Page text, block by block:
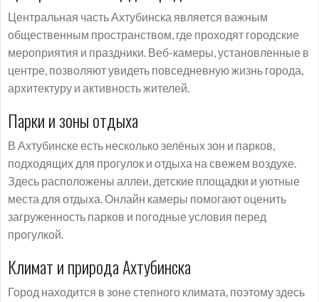
Центральная часть Ахтубинска является важным
общественным пространством, где проходят городские
мероприятия и праздники. Веб-камеры, установленные в
центре, позволяют увидеть повседневную жизнь города,
архитектуру и активность жителей.
Парки и зоны отдыха
В Ахтубинске есть несколько зелёных зон и парков,
подходящих для прогулок и отдыха на свежем воздухе.
Здесь расположены аллеи, детские площадки и уютные
места для отдыха. Онлайн камеры помогают оценить
загруженность парков и погодные условия перед
прогулкой.
Климат и природа Ахтубинска
Город находится в зоне степного климата, поэтому здесь